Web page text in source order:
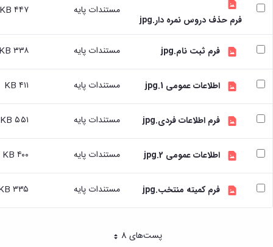
تسهیلات
آموزشی
با
دانشجویان
شاهد
درخواست
راهنمایی
فرم حذف دروس نمره دار.jpg
مستندات پایه ۴۴۷ KB
فرم ثبت نام.jpg مستندات پایه ۳۳۸ KB
اطلاعات عمومی 1.jpg مستندات پایه ۴۱۱ KB
فرم اطلاعات فردی.jpg مستندات پایه ۵۵۱ KB
اطلاعات عمومی 2.jpg مستندات پایه ۴۰۰ KB
فرم کمیته منتخب.jpg مستندات پایه ۳۳۵ KB
پست‌‌های 8هر صفحه